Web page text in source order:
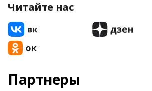
Читайте нас
Партнеры